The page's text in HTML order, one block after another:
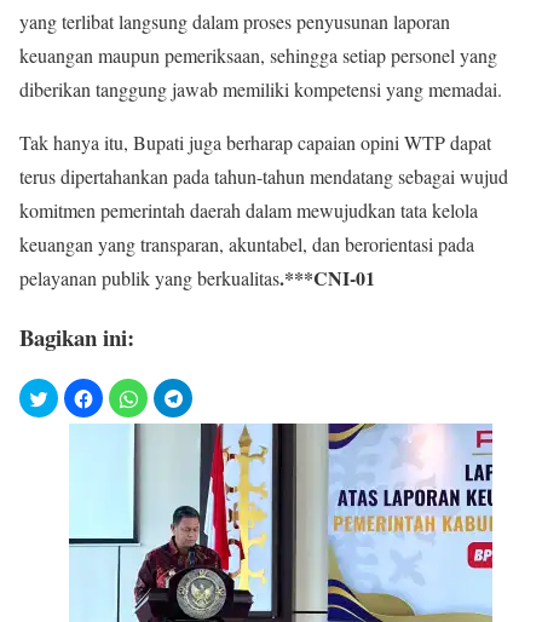
yang terlibat langsung dalam proses penyusunan laporan
keuangan maupun pemeriksaan, sehingga setiap personel yang
diberikan tanggung jawab memiliki kompetensi yang memadai.
Tak hanya itu, Bupati juga berharap capaian opini WTP dapat
terus dipertahankan pada tahun-tahun mendatang sebagai wujud
komitmen pemerintah daerah dalam mewujudkan tata kelola
keuangan yang transparan, akuntabel, dan berorientasi pada
pelayanan publik yang berkualitas.***CNI-01
Bagikan ini: